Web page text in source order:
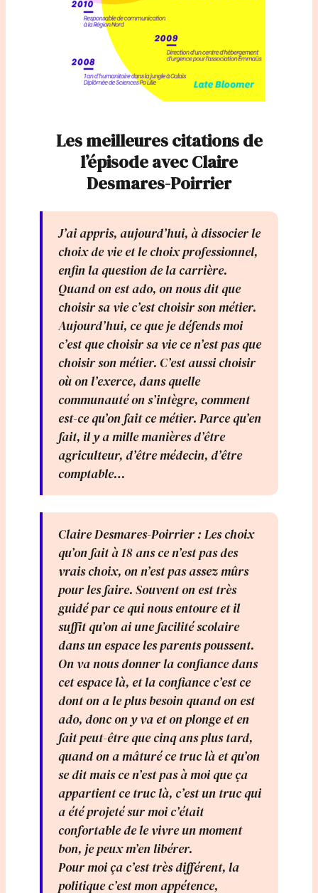
Les meilleures citations de
l’épisode avec Claire
Desmares-Poirrier
J’ai appris, aujourd’hui, à dissocier le
choix de vie et le choix professionnel,
enfin la question de la carrière.
Quand on est ado, on nous dit que
choisir sa vie c’est choisir son métier.
Aujourd’hui, ce que je défends moi
c’est que choisir sa vie ce n’est pas que
choisir son métier. C’est aussi choisir
où on l’exerce, dans quelle
communauté on s’intègre, comment
est-ce qu’on fait ce métier. Parce qu’en
fait, il y a mille manières d’être
agriculteur, d’être médecin, d’être
comptable…
Claire Desmares-Poirrier : Les choix
qu’on fait à 18 ans ce n’est pas des
vrais choix, on n’est pas assez mûrs
pour les faire. Souvent on est très
guidé par ce qui nous entoure et il
suffit qu’on ai une facilité scolaire
dans un espace les parents poussent.
On va nous donner la confiance dans
cet espace là, et la confiance c’est ce
dont on a le plus besoin quand on est
ado, donc on y va et on plonge et en
fait peut-être que cinq ans plus tard,
quand on a mâturé ce truc là et qu’on
se dit mais ce n’est pas à moi que ça
appartient ce truc là, c’est un truc qui
a été projeté sur moi c’était
confortable de le vivre un moment
bon, je peux m’en libérer.
Pour moi ça c’est très différent, la
politique c’est mon appétence,